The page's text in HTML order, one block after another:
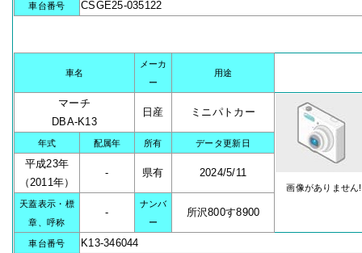
車台番号 CSGE25-035122
車名
メーカ
ー
用途
マーチ
DBA-K13
日産 ミニパトカー
画像がありません!
年式 配属年 所有 データ更新日
平成23年
（2011年）
- 県有 2024/5/11
天蓋表示・標
章、呼称
-
ナンバ
ー
所沢800す8900
車台番号 K13-346044